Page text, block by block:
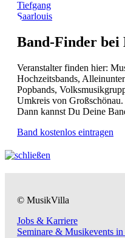
Tiefgang
Saarlouis
Band-Finder
Veranstalter finden hier:
Hochzeitsbands,
Popbands,
Umkreis von
Dann kannst Du Deine
Band kostenlos eintragen
© MusikVilla
Jobs & Karriere
Seminare & Musikevents